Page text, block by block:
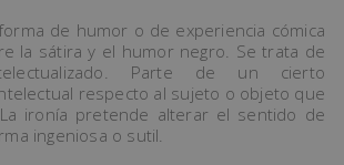
de humor o de experiencia cómica
la sátira y el humor negro. Se trata de
Parte de un cierto
respecto al sujeto o objeto que
ironía pretende alterar el sentido de
ingeniosa o sutil.